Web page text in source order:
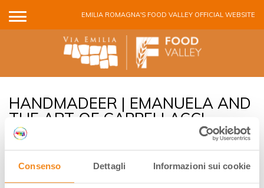
Consenso Dettagli Informazioni sui cookie
EMILIA ROMAGNA'S FOOD VALLEY OFFICIAL WEBSITE
HANDMADEER | EMANUELA AND
THE ART OF CAPPELLACCI
MAKING IN FERRARA